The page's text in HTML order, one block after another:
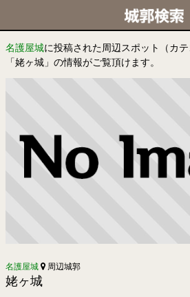
名護屋城に投稿された周辺スポット（カテ
「姥ヶ城」の情報がご覧頂けます。
名護屋城 周辺城郭
姥ヶ城